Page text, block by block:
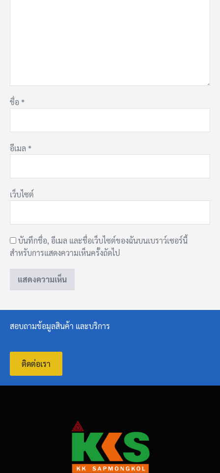
ชื่อ*
อีเมล *
เว็บไซต์
บันทึกชื่อ, อีเมล และชื่อเว็บไซต์ของฉันบนเบราว์เซอร์นี้
สำหรับการแสดงความเห็นครั้งถัดไป
สอบถามข้อมูลสินค้า และบริการ
ติดต่อเรา